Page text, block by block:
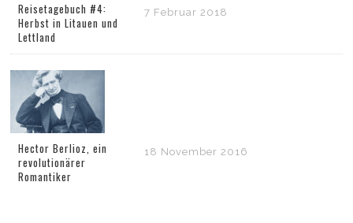
Reisetagebuch #4:
Herbst in Litauen und
Lettland
7 Februar 2018
Hector Berlioz, ein
revolutionärer
Romantiker
18 November 2016